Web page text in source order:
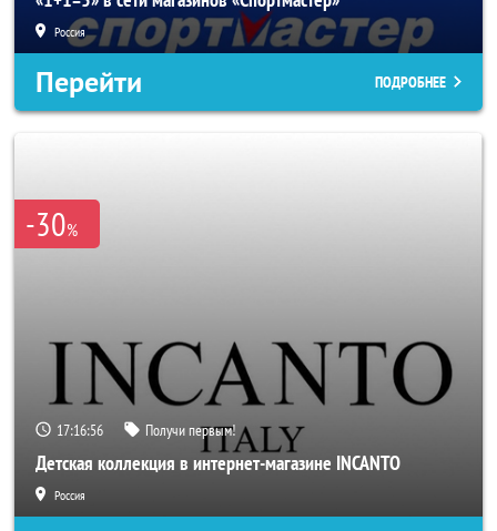
Россия
Перейти ПОДРОБНЕЕ
-30%
17:16:55 Получи первым!
Детская коллекция в интернет-магазине INCANTO
Россия